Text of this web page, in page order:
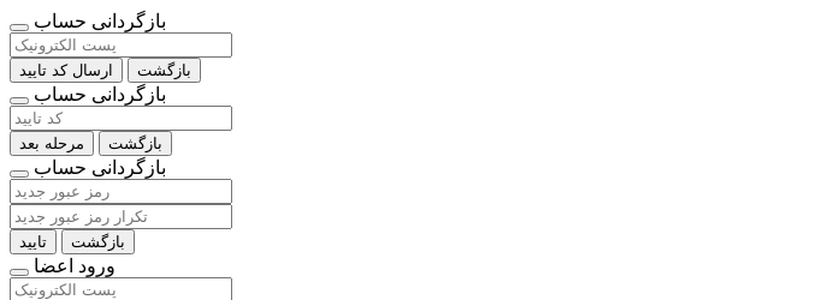
بازگردانی حساب
ارسال کد تایید بازگشت
بازگردانی حساب
مرحله بعد بازگشت
بازگردانی حساب
تایید بازگشت
ورود اعضا